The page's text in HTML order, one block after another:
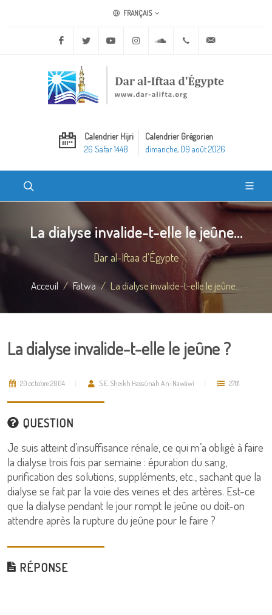
FRANÇAIS
Facebook Twitter Youtube Instagram Soundcloud+20 2 25970400
Calendrier Hijri
26 Safar 1448
Calendrier Grégorien
dimanche, 09 août 2026
La dialyse invalide-t-elle le jeûne...
Dar al-Iftaa d'Égypte
Acceuil Fatwa La dialyse invalide-t-elle le jeûne...
La dialyse invalide-t-elle le jeûne ?
20 octobre 2004 S.E. Sheikh Hassûnah An-Nawâwî 2781
QUESTION
Je suis atteint d’insuffisance rénale, ce qui m’a obligé à faire
la dialyse trois fois par semaine : épuration du sang,
purification des solutions, suppléments, etc., sachant que la
dialyse se fait par la voie des veines et des artères. Est-ce
que la dialyse pendant le jour rompt le jeûne ou doit-on
attendre après la rupture du jeûne pour le faire ?
RÉPONSE